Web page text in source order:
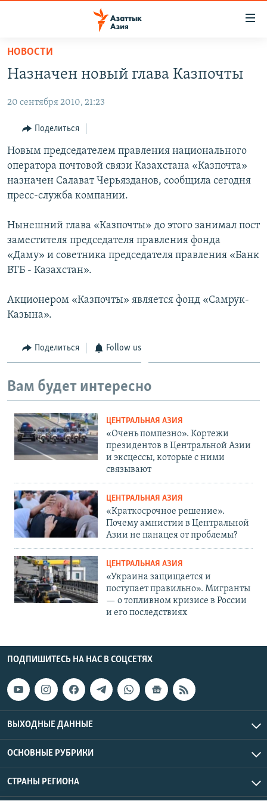
Вернуться
основному
Вернутся
навигации
Вернутся
поиску
КЫРГЫЗСТАН
УЗБЕКИСТАН
ТАДЖИКИСТАН
ВОЙНА В УКРАИНЕ
НА ДРУГИХ ЯЗЫКАХ
ҚАЗАҚША
КЫРГЫЗЧА
ЎЗБЕКЧА
ПОДПИШИТЕСЬ НА НАС В СОЦСЕТЯХ
НОВОСТИ
Назначен новый глава Казпочты
20 сентября 2010, 21:23
Поделиться
Новым председателем правления национального
оператора почтовой связи Казахстана «Казпочта»
назначен Салават Черьязданов, сообщила сегодня
пресс-служба компании.
Нынешний глава «Казпочты» до этого занимал пост
заместителя председателя правления фонда
«Даму» и советника председателя правления «Банк
ВТБ - Казахстан».
Акционером «Казпочты» является фонд «Самрук-
Казына».
Поделиться Follow us
Вам будет интересно
ЦЕНТРАЛЬНАЯ АЗИЯ
«Очень помпезно». Кортежи
президентов в Центральной Азии
и эксцессы, которые с ними
связывают
ЦЕНТРАЛЬНАЯ АЗИЯ
«Краткосрочное решение».
Почему амнистии в Центральной
Азии не панацея от проблемы?
ЦЕНТРАЛЬНАЯ АЗИЯ
«Украина защищается и
поступает правильно». Мигранты
— о топливном кризисе в России
и его последствиях
ПОДПИШИТЕСЬ НА НАС В СОЦСЕТЯХ
ВЫХОДНЫЕ ДАННЫЕ
ОСНОВНЫЕ РУБРИКИ
СТРАНЫ РЕГИОНА